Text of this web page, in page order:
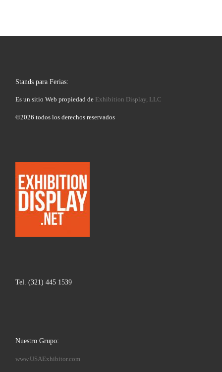
Stands para Ferias:
Es un sitio Web propiedad de Exhibition Display, LLC
©2026 todos los derechos reservados
Tel. (321) 445 1539
Nuestro Grupo:
www.USAExhibitor.com